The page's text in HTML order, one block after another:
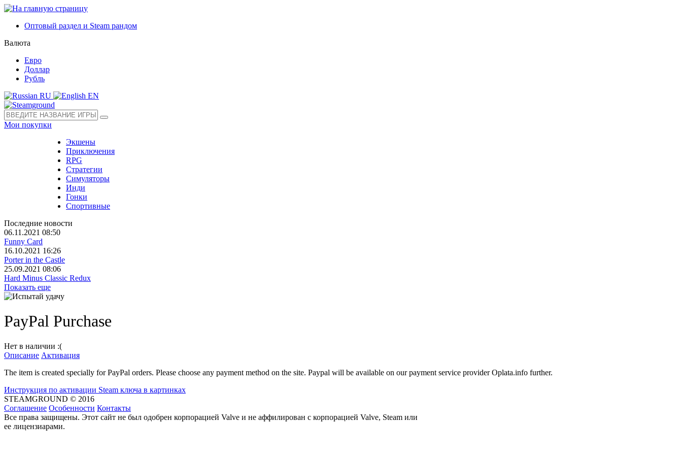
Оптовый раздел и Steam рандом
Валюта
Евро
Доллар
Рубль
RU
EN
Мои покупки
Экшены
Приключения
RPG
Стратегии
Симуляторы
Инди
Гонки
Спортивные
Последние новости
06.11.2021 08:50
Funny Card
16.10.2021 16:26
Porter in the Castle
25.09.2021 08:06
Hard Minus Classic Redux
Показать еще
PayPal Purchase
Нет в наличии :(
Описание Активация
The item is created specially for PayPal orders. Please choose any payment method on the site. Paypal will be available on our payment service provider Oplata.info further.
Инструкция по активации Steam ключа в картинках
STEAMGROUND © 2016
Соглашение Особенности Контакты
Все права защищены. Этот сайт не был одобрен корпорацией Valve и не аффилирован с корпорацией Valve, Steam или
ее лицензиарами.